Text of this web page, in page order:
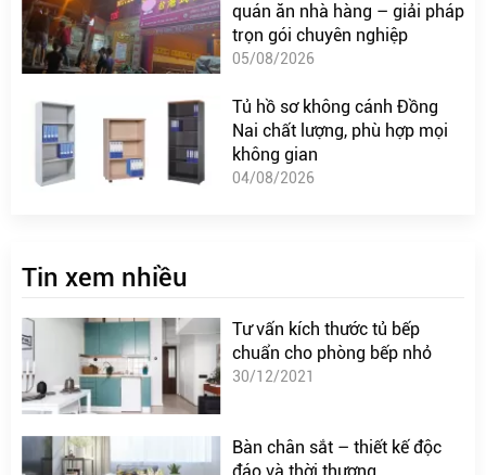
quán ăn nhà hàng – giải pháp
trọn gói chuyên nghiệp
05/08/2026
Tủ hồ sơ không cánh Đồng
Nai chất lượng, phù hợp mọi
không gian
04/08/2026
Tin xem nhiều
Tư vấn kích thước tủ bếp
chuẩn cho phòng bếp nhỏ
30/12/2021
Bàn chân sắt – thiết kế độc